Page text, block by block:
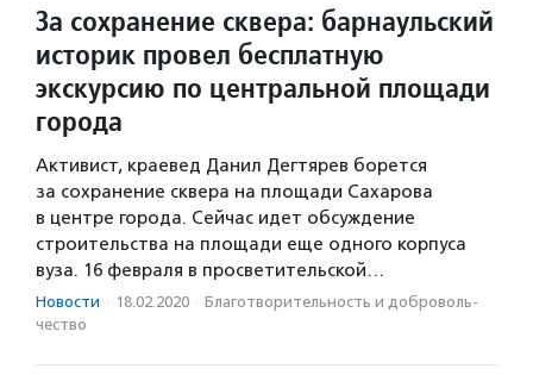
За сохранение сквера: барнаульский
историк провел бесплатную
экскурсию по центральной площади
города
Активист, краевед Данил Дегтярев борется
за сохранение сквера на площади Сахарова
в центре города. Сейчас идет обсуждение
строительства на площади еще одного корпуса
вуза. 16 февраля в просветительской…
Новости · 18.02.2020 · Благотвори­тель­ность и доброволь­
чест­во